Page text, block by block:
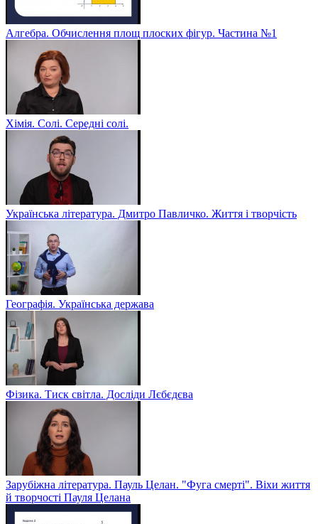
Алгебра. Обчислення площ плоских фігур. Частина №1
Хімія. Солі. Середні солі.
Українська література. Дмитро Павличко. Життя і творчість
Географія. Українська держава
Фізика. Тиск світла. Досліди Лєбєдєва
Зарубіжна література. Пауль Целан. "Фуга смерті". Віхи життя
й творчості Пауля Целана